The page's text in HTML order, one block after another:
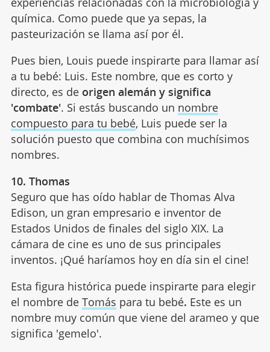
química. Como puede que ya sepas, la
pasteurización se llama así por él.
Pues bien, Louis puede inspirarte para llamar así
a tu bebé: Luis. Este nombre, que es corto y
directo, es de origen alemán y significa
'combate'. Si estás buscando un nombre
compuesto para tu bebé, Luis puede ser la
solución puesto que combina con muchísimos
nombres.
10. Thomas
Seguro que has oído hablar de Thomas Alva
Edison, un gran empresario e inventor de
Estados Unidos de finales del siglo XIX. La
cámara de cine es uno de sus principales
inventos. ¡Qué haríamos hoy en día sin el cine!
Esta figura histórica puede inspirarte para elegir
el nombre de Tomás para tu bebé. Este es un
nombre muy común que viene del arameo y que
significa 'gemelo'.